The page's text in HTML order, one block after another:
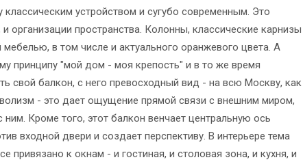
устройством и сугубо современным. Это
организации пространства. Колонны, классические карнизы
в том числе и актуального оранжевого цвета. А
принципу "мой дом - моя крепость" и в то же время
свой балкон, с него превосходный вид - на всю Москву, как
- это дает ощущение прямой связи с внешним миром,
Кроме того, этот балкон венчает центральную ось
входной двери и создает перспективу. В интерьере тема
привязано к окнам - и гостиная, и столовая зона, и кухня, и